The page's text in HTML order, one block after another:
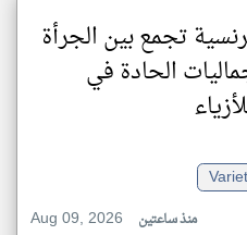
تجمع بين الجرأة
الحادة في
Aug 09, 2026
منذ ساعتين